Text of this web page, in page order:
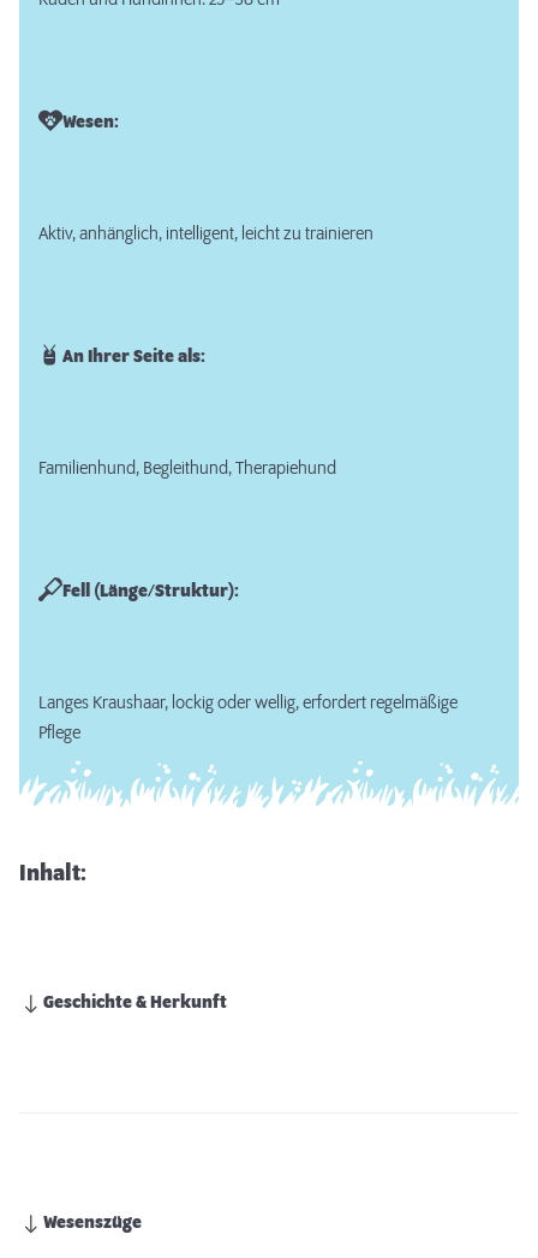
Wesen:
Aktiv, anhänglich, intelligent, leicht zu trainieren
An Ihrer Seite als:
Familienhund, Begleithund, Therapiehund
Fell (Länge/Struktur):
Langes Kraushaar, lockig oder wellig, erfordert regelmäßige
Pflege
Inhalt:
Geschichte & Herkunft
Wesenszüge